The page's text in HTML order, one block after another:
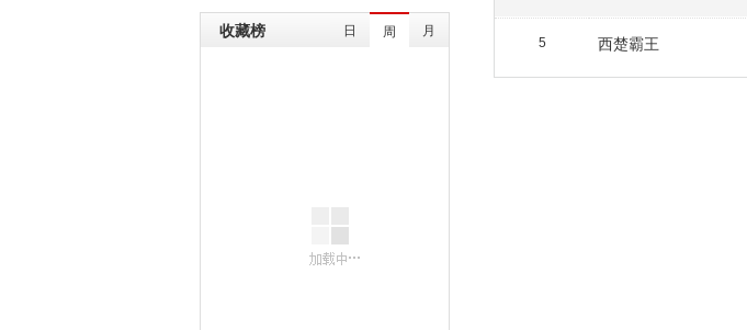
收藏榜 日 周 月
5 西楚霸王